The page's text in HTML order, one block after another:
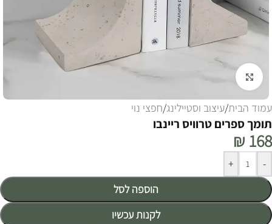
לחצו להגדלה
עמוד הבית/עיצוב וסטיילינג/חפצי נוי
תומך ספרים טרוויס ריינבו
₪ 168
-
+
הוספה לסל
לקנות עכשיו
Alternative: